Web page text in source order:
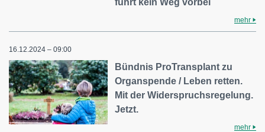
mehr
16.12.2024 – 09:00
Bündnis ProTransplant zu
Organspende / Leben retten.
Mit der Widerspruchsregelung.
Jetzt.
mehr